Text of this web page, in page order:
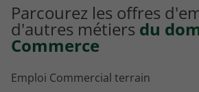
Emploi Responsable d'affaires à Aix-
Parcourez les offres
d'autres métiers du
Commerce
Emploi Commercial terrain